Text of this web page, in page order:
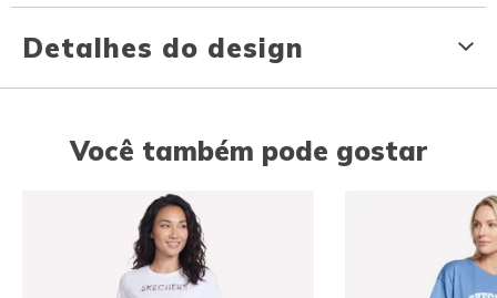
Detalhes do design
Você também pode gostar